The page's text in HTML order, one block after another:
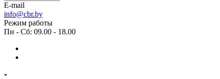
E-mail
info@cbr.by
Режим работы
Пн - Сб: 09.00 - 18.00